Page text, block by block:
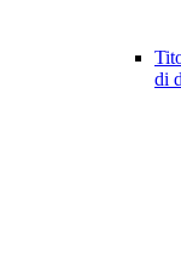
di